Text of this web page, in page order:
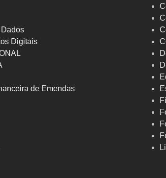
Digitais
de Emendas